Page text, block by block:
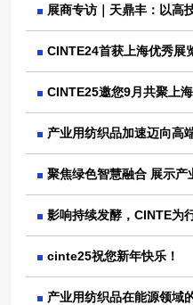
展商专访｜天鼎丰：以高
CINTE24首获上海优秀展
CINTE25邀您9月共聚上
产业用纺织品加速迈向高
聚焦绿色智慧融合 展示产
影响持续发酵，CINTE为
cinte25祝您新年快乐！
产业用纺织品在能源领域